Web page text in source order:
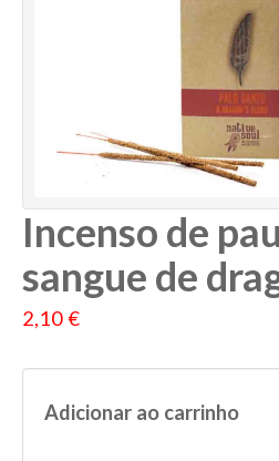
Incenso de
sangue de
2,10 €
Adicionar ao carrinho